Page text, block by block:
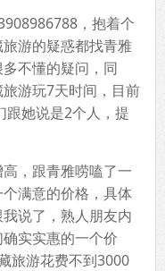
，抱着个
游的疑惑都找青雅
不懂的疑问，同
游玩7天时间，目前
跟她说是2个人，提
，跟青雅唠嗑了一
满意的价格，具体
说了，熟人朋友内
实实惠的一个价
旅游花费不到3000